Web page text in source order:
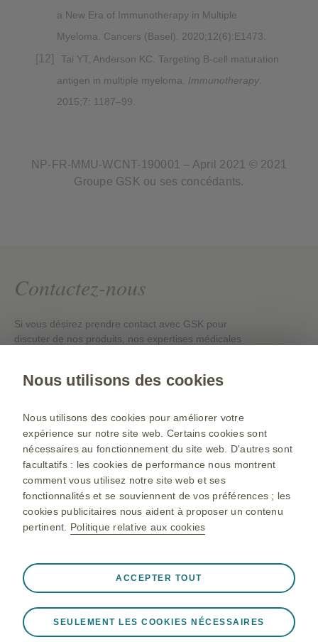
a New Era of Immunotherapy in Multiple
Myeloma. Cancers (Basel). 2020;12(6):E1473.
Tai YT, Anderson KC. Targeting B-cell maturation
antigen in multiple myeloma. Immunotherapy
2015;7: 1187–99.
NP-FR-MMU-WCNT-190001 – April 2021 © 2021
Groupe GSK ou ses concédants.
Contactez-nous
Si vous désirez prendre contact avec GSK pour
discuter de nos produits, nos expertises médicales
Site institutionnel
Plan du site
Conditions d’utilisation
Politique de protection des données personnelles
© 2026 Sociétés du Groupe GSK. Tous droits réservés. Laboratoire
GlaxoSmithKline, société par actions simplifiée au capital de
Nous utilisons des cookies
Nous utilisons des cookies pour améliorer votre
expérience sur notre site web. Certains cookies sont
nécessaires au fonctionnement du site web. D'autres sont
facultatifs : les cookies de performance nous montrent
comment vous utilisez notre site web et ses
fonctionnalités et se souviennent de vos préférences ; les
cookies publicitaires nous aident à proposer un contenu
pertinent. Politique relative aux cookies
❮
notamment pour stocker les données de session lors
d'une visite sur le site web, pour gérer les préférences en
SEULEMENT LES COOKIES NÉCESSAIRES
ACCEPTER TOUT